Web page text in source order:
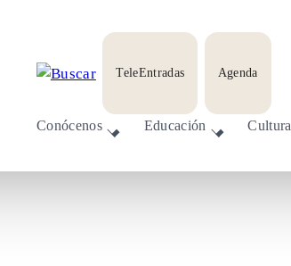
TeleEntradas Agenda
Conócenos Educación Cultura